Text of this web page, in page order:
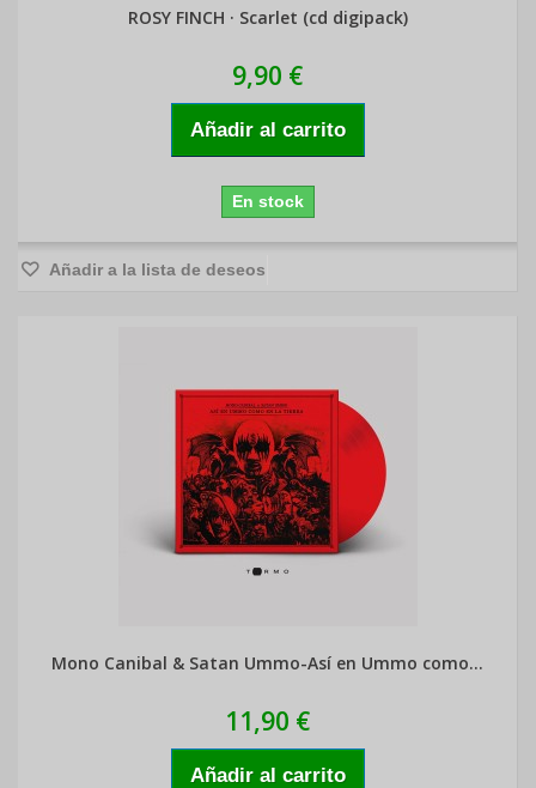
ROSY FINCH · Scarlet (cd digipack)
9,90 €
Añadir al carrito
En stock
Añadir a la lista de deseos
Mono Canibal & Satan Ummo-Así en Ummo como...
11,90 €
Añadir al carrito